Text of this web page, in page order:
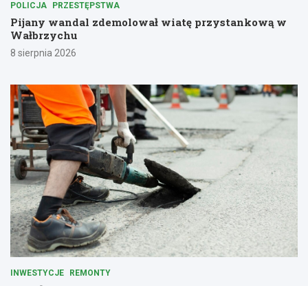
POLICJA PRZESTĘPSTWA
Pijany wandal zdemolował wiatę przystankową w
Wałbrzychu
8 sierpnia 2026
INWESTYCJE REMONTY